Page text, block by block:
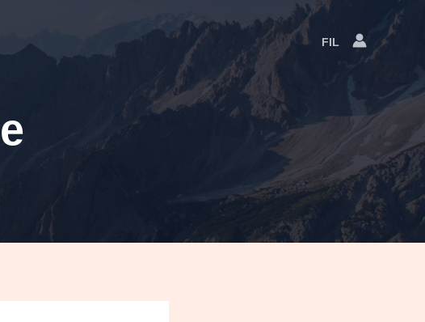
FILLanguage
Switcher